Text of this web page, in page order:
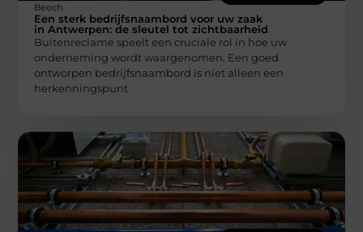
Beech
Een sterk bedrijfsnaambord voor uw zaak
in Antwerpen: de sleutel tot zichtbaarheid
Buitenreclame speelt een cruciale rol in hoe uw
onderneming wordt waargenomen. Een goed
ontworpen bedrijfsnaambord is niet alleen een
herkenningspunt